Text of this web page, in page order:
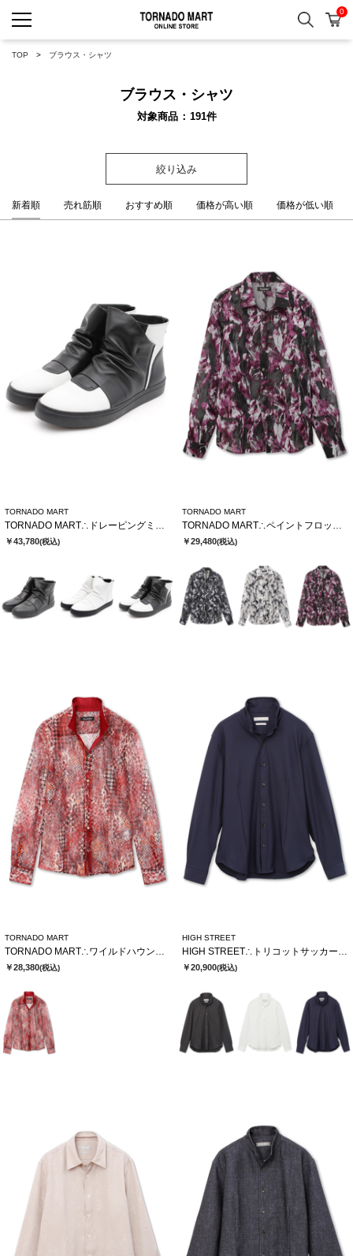
検索 カ
0
TOP ブラウス・シャツ
ブラウス・シャツ
対象商品 191件
絞り込み
新着順 売れ筋順 おすすめ順 価格が高い順 価格が低い順
TORNADO MART
￥43,780(税込)
TORNADO MART
￥29,480(税込)
TORNADO MART
TORNADO MART∴ワイルドハウンドトゥースレースシャツ
￥28,380(税込)
HIGH STREET
HIGH STREET∴トリコットサッカーショートウイングシャツ
￥20,900(税込)